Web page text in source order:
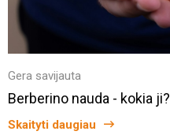
Gera savijauta
Berberino nauda - kokia ji?
Skaityti daugiau